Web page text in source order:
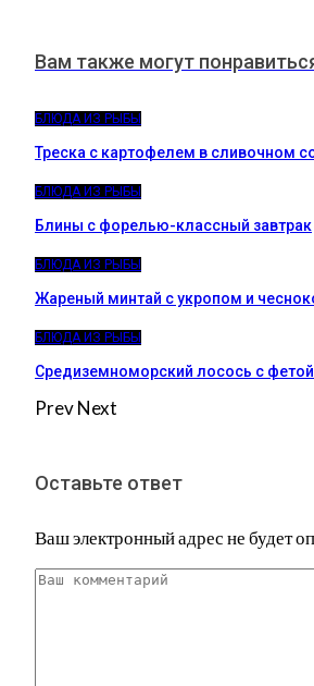
Вам также могут
БЛЮДА ИЗ РЫБЫ
Треска с картофелем в сливочном
БЛЮДА ИЗ РЫБЫ
Блины с форелью-классный завтрак
БЛЮДА ИЗ РЫБЫ
Жареный минтай с укропом и
БЛЮДА ИЗ РЫБЫ
Средиземноморский лосось с
PrevNext
Оставьте ответ
Ваш электронный адрес не будет